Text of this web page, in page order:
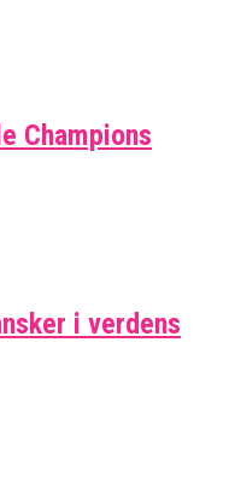
Champions
i verdens